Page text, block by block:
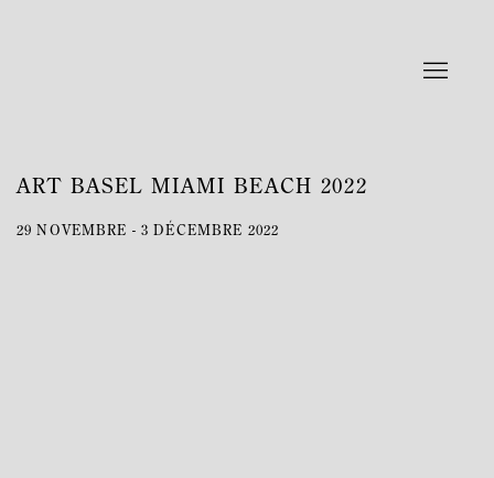
ART BASEL MIAMI BEACH 2022
29 NOVEMBRE - 3 DÉCEMBRE 2022